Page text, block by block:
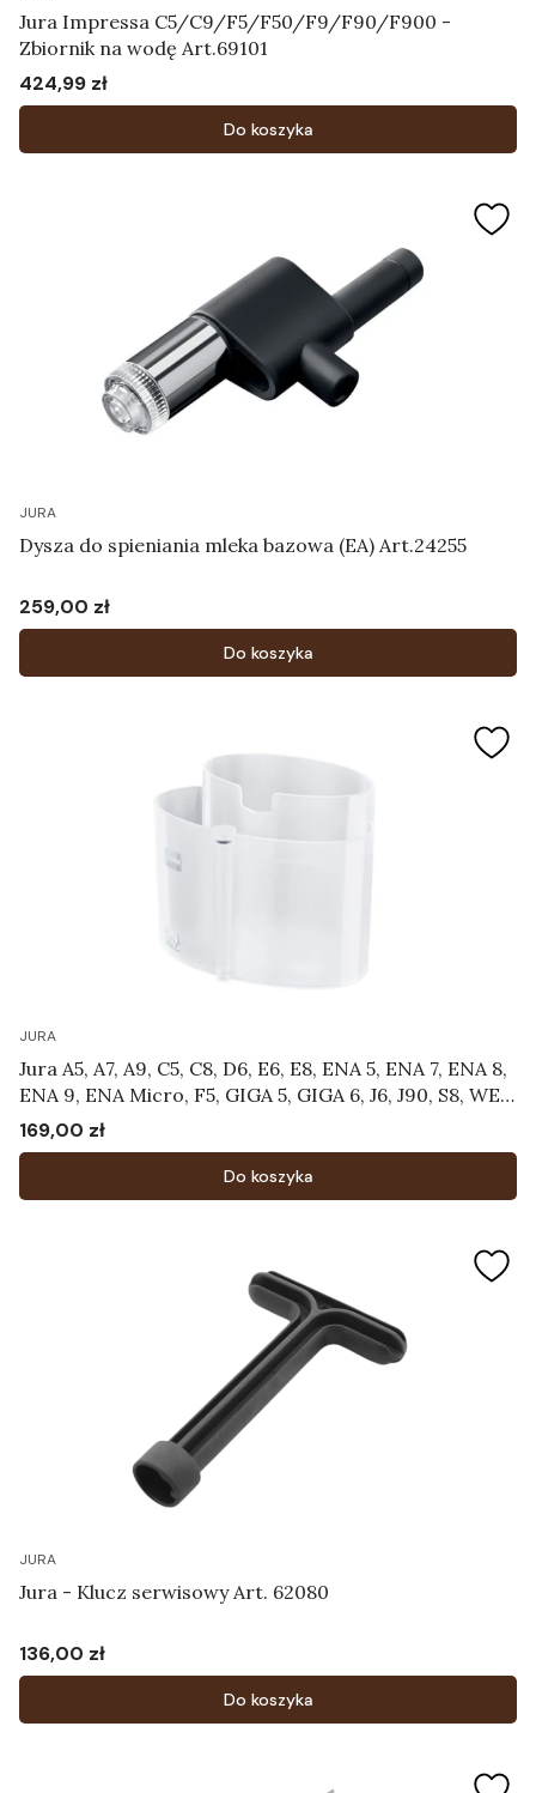
Jura Impressa C5/C9/F5/F50/F9/F90/F900 -
Zbiornik na wodę Art.69101
Cena
424,99 zł
Do koszyka
JURA
Dysza do spieniania mleka bazowa (EA) Art.24255
Cena
259,00 zł
Do koszyka
JURA
Jura A5, A7, A9, C5, C8, D6, E6, E8, ENA 5, ENA 7, ENA 8,
ENA 9, ENA Micro, F5, GIGA 5, GIGA 6, J6, J90, S8, WE8
- Pojemnik do czyszczenia systemu mlecznego
Art.24219
Cena
169,00 zł
Do koszyka
JURA
Jura - Klucz serwisowy Art. 62080
Cena
136,00 zł
Do koszyka